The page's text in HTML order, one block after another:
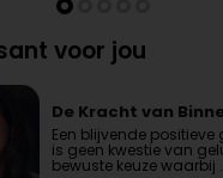
voor jou
De Kracht van
Een blijvende
is geen kwestie van
bewuste keuze waarbij